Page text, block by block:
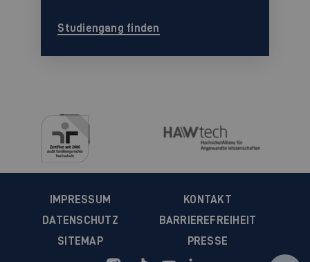
Studiengang finden
IMPRESSUM
KONTAKT
DATENSCHUTZ
BARRIEREFREIHEIT
SITEMAP
PRESSE